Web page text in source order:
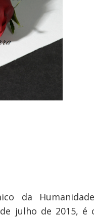
da
julho de 2015, é